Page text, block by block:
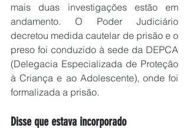
mais duas investigações estão em
andamento. O Poder Judiciário
decretou medida cautelar de prisão e o
preso foi conduzido à sede da DEPCA
(Delegacia Especializada de Proteção
à Criança e ao Adolescente), onde foi
formalizada a prisão.
Disse que estava incorporado